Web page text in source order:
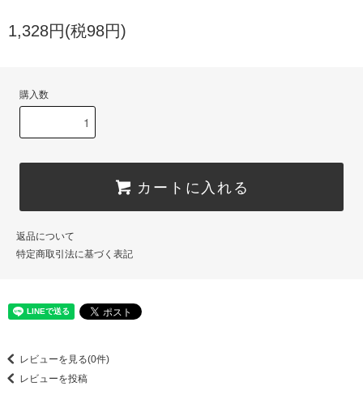
1,328円(税98円)
購入数
カートに入れる
返品について
特定商取引法に基づく表記
レビューを見る(0件)
レビューを投稿